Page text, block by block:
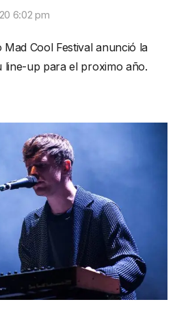
6:02 pm
Mad Cool Festival anunció la
line-up para el proximo año.